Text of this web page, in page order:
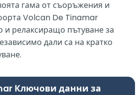
гама от съоръжения и
Volcan De Tinamar
и релаксиращо пътуване за
дали са на кратко
Ключови данни за